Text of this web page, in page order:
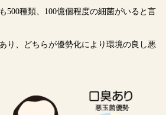
500種類、100億個程度の細菌がいると言
り、どちらが優勢化により環境の良し悪